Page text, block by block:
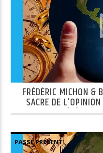
FRÉDÉRIC MICHON
SACRE DE
PASSÉ PRÉSENT